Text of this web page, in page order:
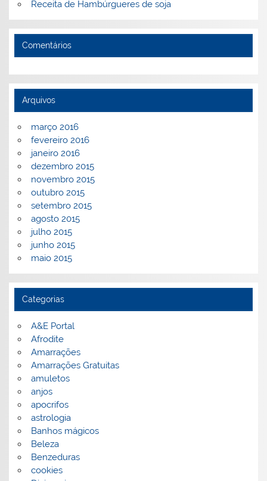
Receita de Hambúrgueres de soja
Comentários
Arquivos
março 2016
fevereiro 2016
janeiro 2016
dezembro 2015
novembro 2015
outubro 2015
setembro 2015
agosto 2015
julho 2015
junho 2015
maio 2015
Categorias
A&E Portal
Afrodite
Amarrações
Amarrações Gratuitas
amuletos
anjos
apocrifos
astrologia
Banhos mágicos
Beleza
Benzeduras
cookies